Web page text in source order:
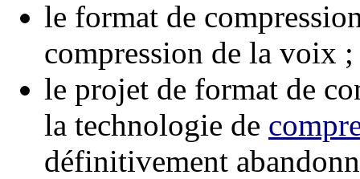
le format de
compression de la voix ;
le projet de format de
la technologie de
définitivement